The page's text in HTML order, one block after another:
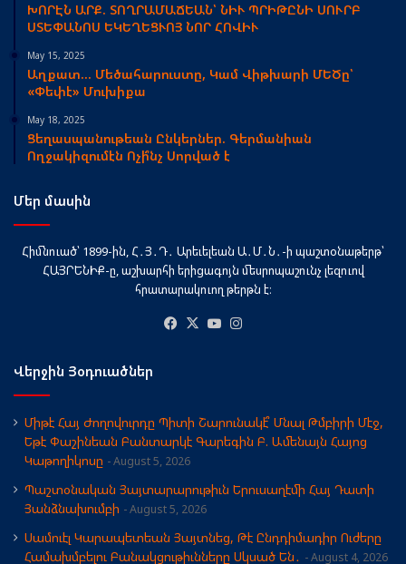
ԽՈՐԷՆ ԱՐՔ. ՏՈՂՐԱՄԱՃԵԱՆ՝ ՆԻՒ ՊՐԻԹԸՆԻ ՍՈՒՐԲ
ՍՏԵՓԱՆՈՍ ԵԿԵՂԵՑՒՈՅ ՆՈՐ ՀՈՎԻՒ
May 15, 2025
Աղքատ… Մեծահարուստը, Կամ Վիթխարի ՄԵԾը՝
«Փեփէ» Մուխիքա
May 18, 2025
Ցեղասպանութեան Ընկերներ. Գերմանիան
Ողջակիզումէն Ոչի՞նչ Սորված է
Մեր մասին
Հիմնուած՝ 1899-ին, Հ․Յ․Դ․ Արեւելեան Ա․Մ․Ն․-ի պաշտօնաթերթ՝
ՀԱՅՐԵՆԻՔ-ը, աշխարհի երիցագոյն մեսրոպաշունչ լեզուով
հրատարակուող թերթն է։
Facebook
X YouTube
Վերջին Յօդուածներ
Միթէ Հայ Ժողովուրդը Պիտի Շարունակէ՞ Մնալ Թմբիրի Մէջ,
Եթէ Փաշինեան Բանտարկէ Գարեգին Բ. Ամենայն Հայոց
Կաթողիկոսը
August 5, 2026
Պաշտօնական Յայտարարութիւն Երուսաղէմի Հայ Դատի
Յանձնախումբի
August 5, 2026
Սամուէլ Կարապետեան Յայտնեց, Թէ Ընդդիմադիր Ուժերը
Համախմբելու Բանակցութիւնները Սկսած Են․
August 4, 2026